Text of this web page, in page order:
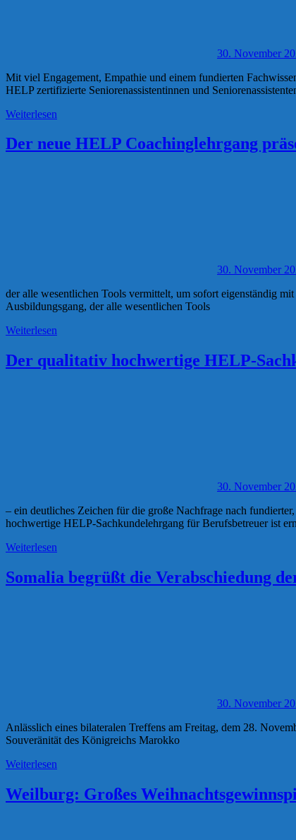
30. November
Mit viel Engagement, Empathie und einem fundierten
HELP zertifizierte Seniorenassistentinnen und
Weiterlesen
Der neue HELP Coachinglehrgang
30. November
der alle wesentlichen Tools vermittelt, um sofort eigenständig
Ausbildungsgang, der alle wesentlichen Tools
Weiterlesen
Der qualitativ hochwertige HELP-
30. November
– ein deutliches Zeichen für die große Nachfrage nach
hochwertige HELP-Sachkundelehrgang für Berufsbetreuer ist
Weiterlesen
Somalia begrüßt die Verabschiedung
30. November
Anlässlich eines bilateralen Treffens am Freitag, dem 28.
Souveränität des Königreichs Marokko
Weiterlesen
Weilburg: Großes